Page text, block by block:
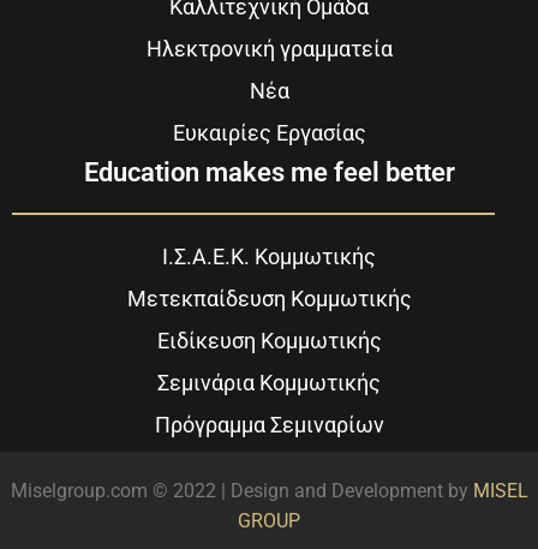
Καλλιτεχνική Ομάδα
Ηλεκτρονική γραμματεία
Νέα
Ευκαιρίες Εργασίας
Education makes me feel better
Ι.Σ.Α.Ε.Κ. Κομμωτικής
Μετεκπαίδευση Κομμωτικής
Ειδίκευση Κομμωτικής
Σεμινάρια Κομμωτικής
Πρόγραμμα Σεμιναρίων
Miselgroup.com © 2022 | Design and Development by MISEL
GROUP